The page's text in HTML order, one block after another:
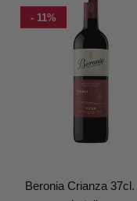
- 11%
Beronia Crianza 37cl.